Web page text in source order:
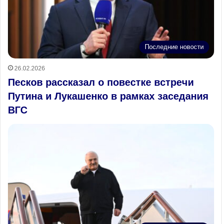
Последние новости
26.02.2026
Песков рассказал о повестке встречи
Путина и Лукашенко в рамках заседания
ВГС